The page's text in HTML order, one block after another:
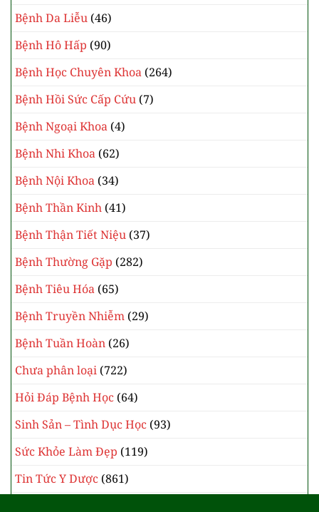
Bệnh Da Liễu (46)
Bệnh Hô Hấp (90)
Bệnh Học Chuyên Khoa (264)
Bệnh Hồi Sức Cấp Cứu (7)
Bệnh Ngoại Khoa (4)
Bệnh Nhi Khoa (62)
Bệnh Nội Khoa (34)
Bệnh Thần Kinh (41)
Bệnh Thận Tiết Niệu (37)
Bệnh Thường Gặp (282)
Bệnh Tiêu Hóa (65)
Bệnh Truyền Nhiễm (29)
Bệnh Tuần Hoàn (26)
Chưa phân loại (722)
Hỏi Đáp Bệnh Học (64)
Sinh Sản – Tình Dục Học (93)
Sức Khỏe Làm Đẹp (119)
Tin Tức Y Dược (861)